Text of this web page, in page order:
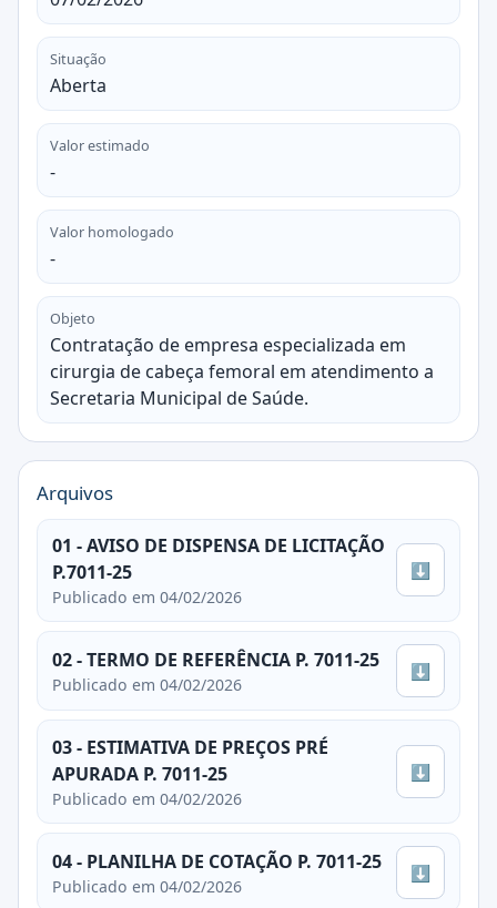
Situação
Aberta
Valor estimado
-
Valor homologado
-
Objeto
Contratação de empresa especializada em
cirurgia de cabeça femoral em atendimento a
Secretaria Municipal de Saúde.
Arquivos
01 - AVISO DE DISPENSA DE LICITAÇÃO
P.7011-25
Publicado em 04/02/2026
⬇
02 - TERMO DE REFERÊNCIA P. 7011-25
Publicado em 04/02/2026
⬇
03 - ESTIMATIVA DE PREÇOS PRÉ
APURADA P. 7011-25
Publicado em 04/02/2026
⬇
04 - PLANILHA DE COTAÇÃO P. 7011-25
Publicado em 04/02/2026
⬇